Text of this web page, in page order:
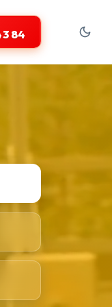
84